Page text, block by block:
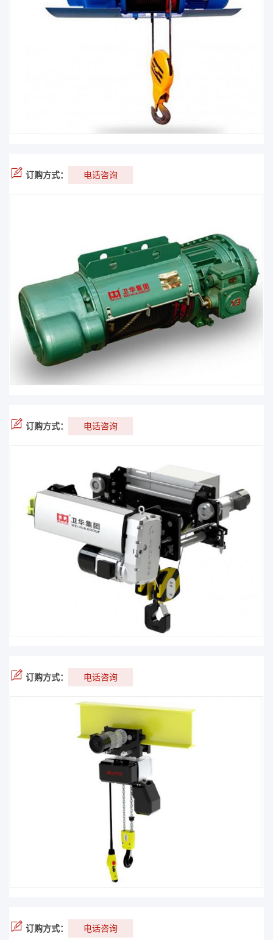
订购方式： 电话咨询
订购方式： 电话咨询
订购方式： 电话咨询
订购方式： 电话咨询